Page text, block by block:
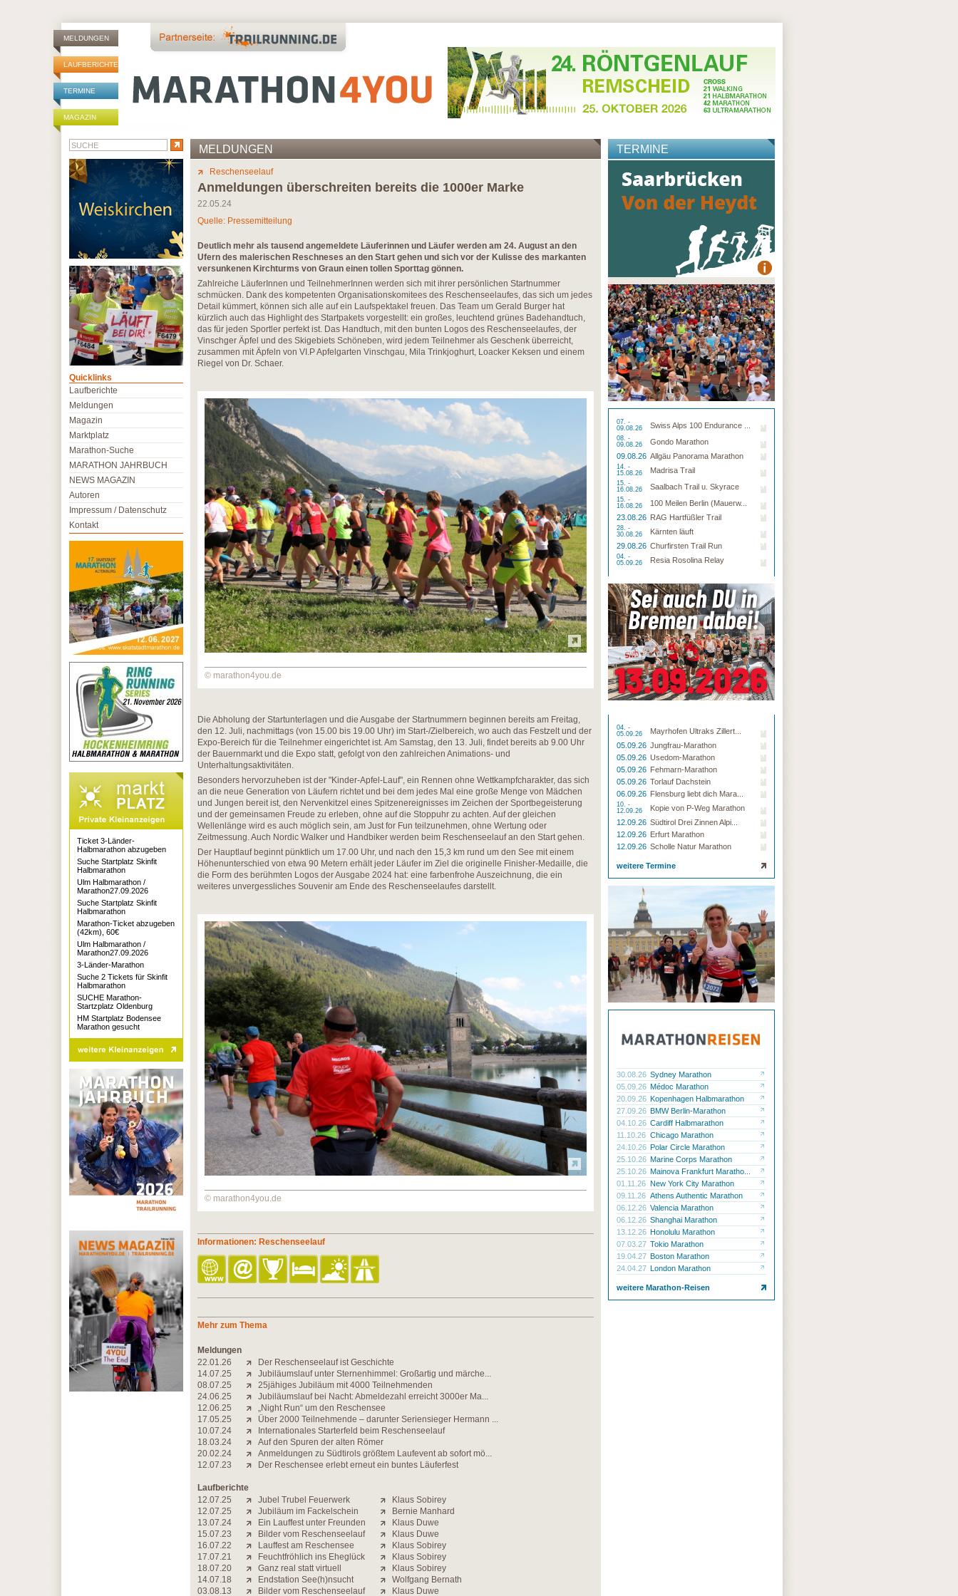
MELDUNGEN
LAUFBERICHTE
TERMINE
MAGAZIN
MELDUNGEN
Reschenseelauf
Anmeldungen überschreiten bereits die 1000er Marke
22.05.24
Quelle: Pressemitteilung
Deutlich mehr als tausend angemeldete Läuferinnen und Läufer werden am 24. August an den
Ufern des malerischen Reschneses an den Start gehen und sich vor der Kulisse des markanten
versunkenen Kirchturms von Graun einen tollen Sporttag gönnen.
Zahlreiche LäuferInnen und TeilnehmerInnen werden sich mit ihrer persönlichen Startnummer
schmücken. Dank des kompetenten Organisationskomitees des Reschenseelaufes, das sich um jedes
Detail kümmert, können sich alle auf ein Laufspektakel freuen. Das Team um Gerald Burger hat
kürzlich auch das Highlight des Startpakets vorgestellt: ein großes, leuchtend grünes Badehandtuch,
das für jeden Sportler perfekt ist. Das Handtuch, mit den bunten Logos des Reschenseelaufes, der
Vinschger Äpfel und des Skigebiets Schöneben, wird jedem Teilnehmer als Geschenk überreicht,
zusammen mit Äpfeln von VI.P Apfelgarten Vinschgau, Mila Trinkjoghurt, Loacker Keksen und einem
Riegel von Dr. Schaer.
© marathon4you.de
Die Abholung der Startunterlagen und die Ausgabe der Startnummern beginnen bereits am Freitag,
den 12. Juli, nachmittags (von 15.00 bis 19.00 Uhr) im Start-/Zielbereich, wo auch das Festzelt und der
Expo-Bereich für die Teilnehmer eingerichtet ist. Am Samstag, den 13. Juli, findet bereits ab 9.00 Uhr
der Bauernmarkt und die Expo statt, gefolgt von den zahlreichen Animations- und
Unterhaltungsaktivitäten.
Besonders hervorzuheben ist der "Kinder-Apfel-Lauf", ein Rennen ohne Wettkampfcharakter, das sich
an die neue Generation von Läufern richtet und bei dem jedes Mal eine große Menge von Mädchen
und Jungen bereit ist, den Nervenkitzel eines Spitzenereignisses im Zeichen der Sportbegeisterung
und der gemeinsamen Freude zu erleben, ohne auf die Stoppuhr zu achten. Auf der gleichen
Wellenlänge wird es auch möglich sein, am Just for Fun teilzunehmen, ohne Wertung oder
Zeitmessung. Auch Nordic Walker und Handbiker werden beim Reschenseelauf an den Start gehen.
Der Hauptlauf beginnt pünktlich um 17.00 Uhr, und nach den 15,3 km rund um den See mit einem
Höhenunterschied von etwa 90 Metern erhält jeder Läufer im Ziel die originelle Finisher-Medaille, die
die Form des berühmten Logos der Ausgabe 2024 hat: eine farbenfrohe Auszeichnung, die ein
weiteres unvergessliches Souvenir am Ende des Reschenseelaufes darstellt.
© marathon4you.de
Informationen: Reschenseelauf
Mehr zum Thema
Meldungen
22.01.26
Der Reschenseelauf ist Geschichte
14.07.25
Jubiläumslauf unter Sternenhimmel: Großartig und märche...
08.07.25
25jähiges Jubiläum mit 4000 Teilnehmenden
24.06.25
Jubiläumslauf bei Nacht: Abmeldezahl erreicht 3000er Ma...
12.06.25
„Night Run“ um den Reschensee
17.05.25
Über 2000 Teilnehmende – darunter Seriensieger Hermann ...
10.07.24
Internationales Starterfeld beim Reschenseelauf
18.03.24
Auf den Spuren der alten Römer
20.02.24
Anmeldungen zu Südtirols größtem Laufevent ab sofort mö...
12.07.23
Der Reschensee erlebt erneut ein buntes Läuferfest
Laufberichte
12.07.25
Jubel Trubel Feuerwerk
Klaus Sobirey
12.07.25
Jubiläum im Fackelschein
Bernie Manhard
13.07.24
Ein Lauffest unter Freunden
Klaus Duwe
15.07.23
Bilder vom Reschenseelauf
Klaus Duwe
16.07.22
Lauffest am Reschensee
Klaus Sobirey
17.07.21
Feuchtfröhlich ins Eheglück
Klaus Sobirey
18.07.20
Ganz real statt virtuell
Klaus Sobirey
14.07.18
Endstation See(h)nsucht
Wolfgang Bernath
03.08.13
Bilder vom Reschenseelauf Klaus Duwe
TERMINE
07. -
09.08.26
Swiss Alps 100 Endurance ...
08. -
09.08.26
Gondo Marathon
09.08.26 Allgäu Panorama Marathon
14. -
15.08.26
Madrisa Trail
15. -
16.08.26
Saalbach Trail u. Skyrace
15. -
16.08.26
100 Meilen Berlin (Mauerw...
23.08.26 RAG Hartfüßler Trail
28. -
30.08.26
Kärnten läuft
29.08.26 Churfirsten Trail Run
04. -
05.09.26
Resia Rosolina Relay
04. -
05.09.26
Mayrhofen Ultraks Zillert...
05.09.26 Jungfrau-Marathon
05.09.26 Usedom-Marathon
05.09.26 Fehmarn-Marathon
05.09.26 Torlauf Dachstein
06.09.26 Flensburg liebt dich Mara...
10. -
12.09.26
Kopie von P-Weg Marathon
12.09.26 Südtirol Drei Zinnen Alpi...
12.09.26 Erfurt Marathon
12.09.26 Scholle Natur Marathon
weitere Termine
30.08.26 Sydney Marathon
05.09.26 Médoc Marathon
20.09.26 Kopenhagen Halbmarathon
27.09.26 BMW Berlin-Marathon
04.10.26 Cardiff Halbmarathon
11.10.26 Chicago Marathon
24.10.26 Polar Circle Marathon
25.10.26 Marine Corps Marathon
25.10.26 Mainova Frankfurt Maratho...
01.11.26 New York City Marathon
09.11.26 Athens Authentic Marathon
06.12.26 Valencia Marathon
06.12.26 Shanghai Marathon
13.12.26 Honolulu Marathon
07.03.27 Tokio Marathon
19.04.27 Boston Marathon
24.04.27 London Marathon
weitere Marathon-Reisen
Quicklinks
Laufberichte
Meldungen
Magazin
Marktplatz
Marathon-Suche
MARATHON JAHRBUCH
NEWS MAGAZIN
Autoren
Impressum / Datenschutz
Kontakt
Ticket 3-Länder-
Halbmarathon abzugeben
Suche Startplatz Skinfit
Halbmarathon
Ulm Halbmarathon /
Marathon27.09.2026
Suche Startplatz Skinfit
Halbmarathon
Marathon-Ticket abzugeben
(42km), 60€
Ulm Halbmarathon /
Marathon27.09.2026
3-Länder-Marathon
Suche 2 Tickets für Skinfit
Halbmarathon
SUCHE Marathon-
Startzplatz Oldenburg
HM Startplatz Bodensee
Marathon gesucht